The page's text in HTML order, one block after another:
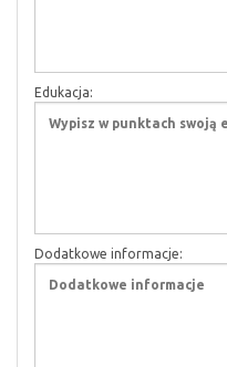
Edukacja:
Dodatkowe informacje: